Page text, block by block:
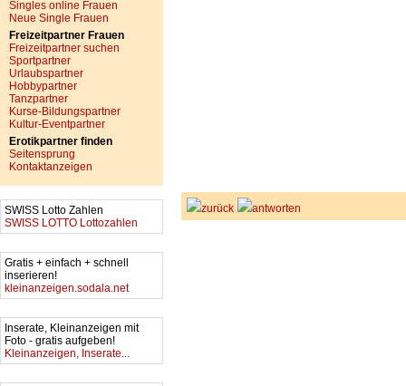
Singles online Frauen
Neue Single Frauen
Freizeitpartner Frauen
Freizeitpartner suchen
Sportpartner
Urlaubspartner
Hobbypartner
Tanzpartner
Kurse-Bildungspartner
Kultur-Eventpartner
Erotikpartner finden
Seitensprung
Kontaktanzeigen
SWISS Lotto Zahlen
SWISS LOTTO Lottozahlen
Gratis + einfach + schnell
inserieren!
kleinanzeigen.sodala.net
Inserate, Kleinanzeigen mit
Foto - gratis aufgeben!
Kleinanzeigen, Inserate...
zurück antworten